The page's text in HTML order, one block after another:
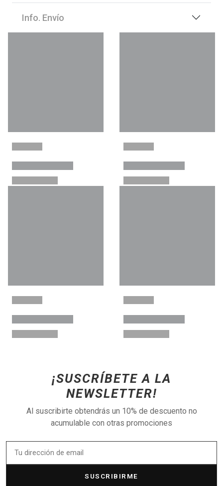
Info. Envío
¡SUSCRÍBETE A LA
NEWSLETTER!
Al suscribirte obtendrás un 10% de descuento no
acumulable con otras promociones
SUSCRIBIRME